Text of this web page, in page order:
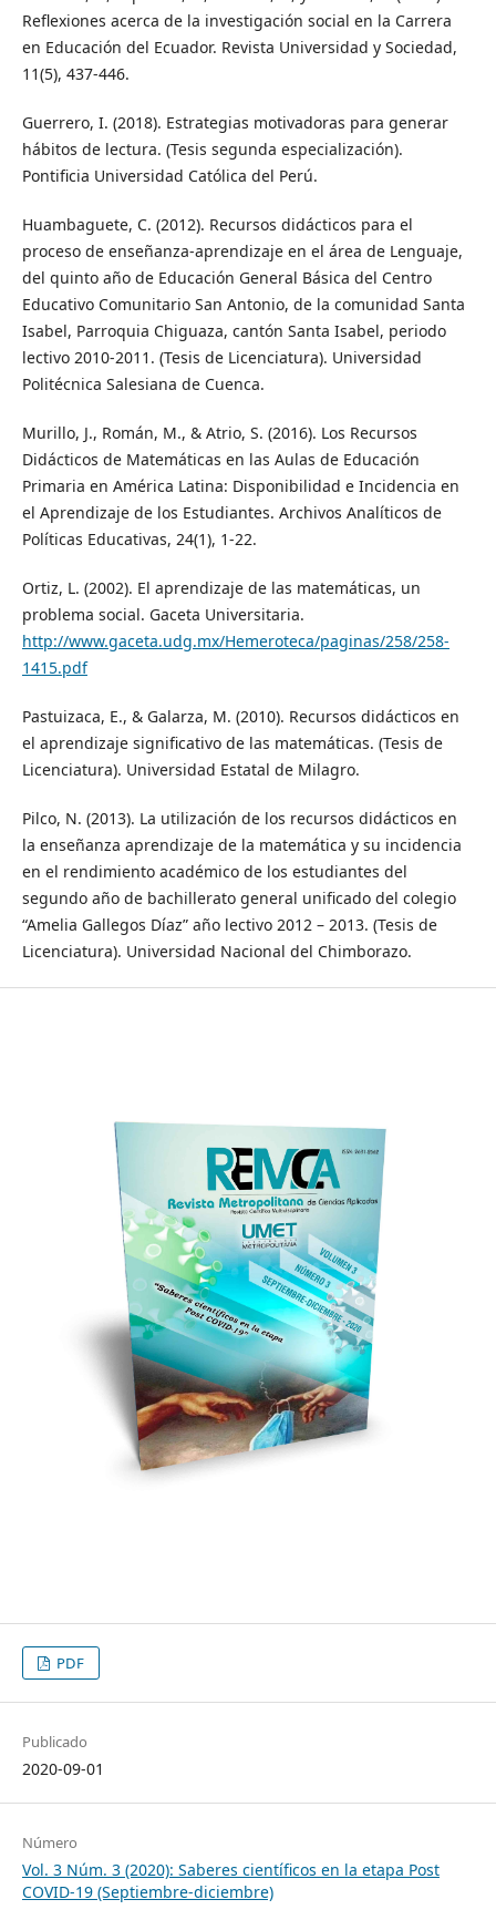
Reflexiones acerca de la investigación social en la Carrera
en Educación del Ecuador. Revista Universidad y Sociedad,
11(5), 437-446.
Guerrero, I. (2018). Estrategias motivadoras para generar
hábitos de lectura. (Tesis segunda especialización).
Pontificia Universidad Católica del Perú.
Huambaguete, C. (2012). Recursos didácticos para el
proceso de enseñanza-aprendizaje en el área de Lenguaje,
del quinto año de Educación General Básica del Centro
Educativo Comunitario San Antonio, de la comunidad Santa
Isabel, Parroquia Chiguaza, cantón Santa Isabel, periodo
lectivo 2010-2011. (Tesis de Licenciatura). Universidad
Politécnica Salesiana de Cuenca.
Murillo, J., Román, M., & Atrio, S. (2016). Los Recursos
Didácticos de Matemáticas en las Aulas de Educación
Primaria en América Latina: Disponibilidad e Incidencia en
el Aprendizaje de los Estudiantes. Archivos Analíticos de
Políticas Educativas, 24(1), 1-22.
Ortiz, L. (2002). El aprendizaje de las matemáticas, un
problema social. Gaceta Universitaria.
http://www.gaceta.udg.mx/Hemeroteca/paginas/258/258-
1415.pdf
Pastuizaca, E., & Galarza, M. (2010). Recursos didácticos en
el aprendizaje significativo de las matemáticas. (Tesis de
Licenciatura). Universidad Estatal de Milagro.
Pilco, N. (2013). La utilización de los recursos didácticos en
la enseñanza aprendizaje de la matemática y su incidencia
en el rendimiento académico de los estudiantes del
segundo año de bachillerato general unificado del colegio
“Amelia Gallegos Díaz” año lectivo 2012 – 2013. (Tesis de
Licenciatura). Universidad Nacional del Chimborazo.
PDF
Publicado
2020-09-01
Número
Vol. 3 Núm. 3 (2020): Saberes científicos en la etapa Post
COVID-19 (Septiembre-diciembre)